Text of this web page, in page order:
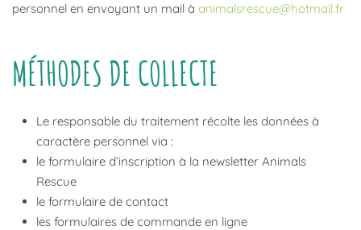
personnel en envoyant un mail à animalsrescue@hotmail.fr
MÉTHODES DE COLLECTE
Le responsable du traitement récolte les données à
caractère personnel via :
le formulaire d’inscription à la newsletter Animals
Rescue
le formulaire de contact
les formulaires de commande en ligne